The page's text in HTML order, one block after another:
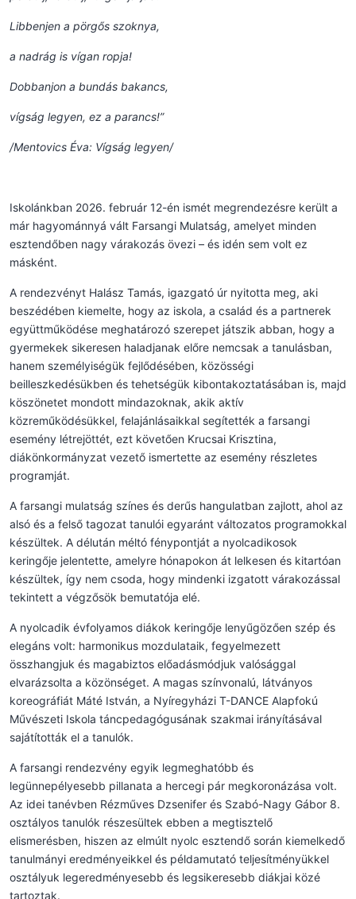
Libbenjen a pörgős szoknya,
a nadrág is vígan ropja!
Dobbanjon a bundás bakancs,
vígság legyen, ez a parancs!”
/Mentovics Éva: Vígság legyen/
Iskolánkban 2026. február 12-én ismét megrendezésre került a
már hagyománnyá vált Farsangi Mulatság, amelyet minden
esztendőben nagy várakozás övezi – és idén sem volt ez
másként.
A rendezvényt Halász Tamás, igazgató úr nyitotta meg, aki
beszédében kiemelte, hogy az iskola, a család és a partnerek
együttműködése meghatározó szerepet játszik abban, hogy a
gyermekek sikeresen haladjanak előre nemcsak a tanulásban,
hanem személyiségük fejlődésében, közösségi
beilleszkedésükben és tehetségük kibontakoztatásában is, majd
köszönetet mondott mindazoknak, akik aktív
közreműködésükkel, felajánlásaikkal segítették a farsangi
esemény létrejöttét, ezt követően Krucsai Krisztina,
diákönkormányzat vezető ismertette az esemény részletes
programját.
A farsangi mulatság színes és derűs hangulatban zajlott, ahol az
alsó és a felső tagozat tanulói egyaránt változatos programokkal
készültek. A délután méltó fénypontját a nyolcadikosok
keringője jelentette, amelyre hónapokon át lelkesen és kitartóan
készültek, így nem csoda, hogy mindenki izgatott várakozással
tekintett a végzősök bemutatója elé.
A nyolcadik évfolyamos diákok keringője lenyűgözően szép és
elegáns volt: harmonikus mozdulataik, fegyelmezett
összhangjuk és magabiztos előadásmódjuk valósággal
elvarázsolta a közönséget. A magas színvonalú, látványos
koreográfiát Máté István, a Nyíregyházi T-DANCE Alapfokú
Művészeti Iskola táncpedagógusának szakmai irányításával
sajátították el a tanulók.
A farsangi rendezvény egyik legmeghatóbb és
legünnepélyesebb pillanata a hercegi pár megkoronázása volt.
Az idei tanévben Rézműves Dzsenifer és Szabó-Nagy Gábor 8.
osztályos tanulók részesültek ebben a megtisztelő
elismerésben, hiszen az elmúlt nyolc esztendő során kiemelkedő
tanulmányi eredményeikkel és példamutató teljesítményükkel
osztályuk legeredményesebb és legsikeresebb diákjai közé
tartoztak.